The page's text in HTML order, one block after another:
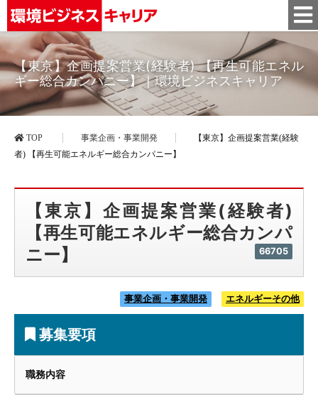
【東京】企画提案営業(経験者) 【再生可能エネル
ギー総合カンパニー】｜環境ビジネスキャリア
TOP 事業企画・事業開発
【東京】企画提案営業(経験
者) 【再生可能エネルギー総合カンパニー】
【東京】企画提案営業(経験者)
【再生可能エネルギー総合カンパ
ニー】
66705
事業企画・事業開発 エネルギーその他
募集要項
職務内容